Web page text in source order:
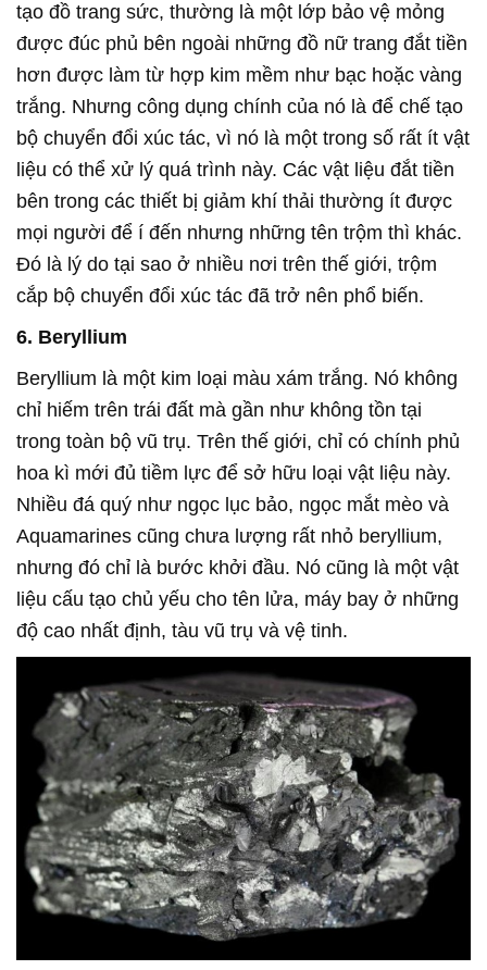
tạo đồ trang sức, thường là một lớp bảo vệ mỏng
được đúc phủ bên ngoài những đồ nữ trang đắt tiền
hơn được làm từ hợp kim mềm như bạc hoặc vàng
trắng. Nhưng công dụng chính của nó là để chế tạo
bộ chuyển đổi xúc tác, vì nó là một trong số rất ít vật
liệu có thể xử lý quá trình này. Các vật liệu đắt tiền
bên trong các thiết bị giảm khí thải thường ít được
mọi người để í đến nhưng những tên trộm thì khác.
Đó là lý do tại sao ở nhiều nơi trên thế giới, trộm
cắp bộ chuyển đổi xúc tác đã trở nên phổ biến.
6. Beryllium
Beryllium là một kim loại màu xám trắng. Nó không
chỉ hiếm trên trái đất mà gần như không tồn tại
trong toàn bộ vũ trụ. Trên thế giới, chỉ có chính phủ
hoa kì mới đủ tiềm lực để sở hữu loại vật liệu này.
Nhiều đá quý như ngọc lục bảo, ngọc mắt mèo và
Aquamarines cũng chưa lượng rất nhỏ beryllium,
nhưng đó chỉ là bước khởi đầu. Nó cũng là một vật
liệu cấu tạo chủ yếu cho tên lửa, máy bay ở những
độ cao nhất định, tàu vũ trụ và vệ tinh.